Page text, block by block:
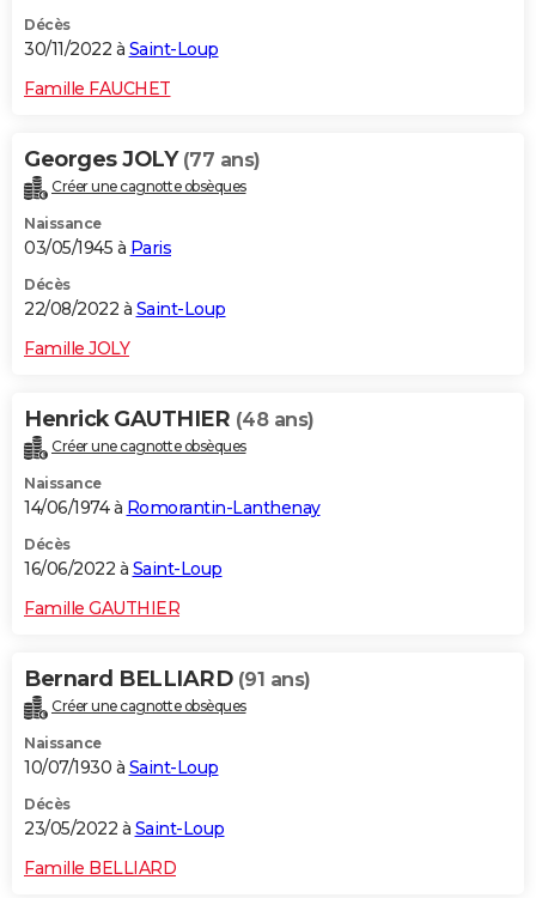
GUIDES D'ACHAT
Carte de Noël
Carte Bonne année
Carte Saint-Valentin
Carte Pâques
Carte d'anniversaire
DICTIONNAIRE
Dictionnaire
Biographies
Citations
Expressions
Proverbes
PROGRAMME TV
S'inscrire
Se connecter
Lycées
Collèges
Primaires
Universités
Entreprises
Service militaire
Avis de recherche
AVIS DE DÉCÈS
FORUM
Bricolage
Television
Décès
30/11/2022 à Saint-Loup
Famille FAUCHET
Georges JOLY (77 ans)
Créer une cagnotte obsèques
Naissance
03/05/1945 à Paris
Décès
22/08/2022 à Saint-Loup
Famille JOLY
Henrick GAUTHIER (48 ans)
Créer une cagnotte obsèques
Naissance
14/06/1974 à Romorantin-Lanthenay
Décès
16/06/2022 à Saint-Loup
Famille GAUTHIER
Bernard BELLIARD (91 ans)
Créer une cagnotte obsèques
Naissance
10/07/1930 à Saint-Loup
Décès
23/05/2022 à Saint-Loup
Famille BELLIARD